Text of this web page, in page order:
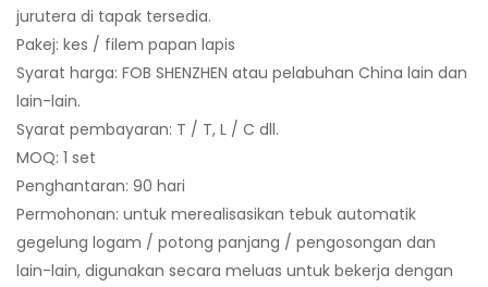
jurutera di tapak tersedia.
Pakej: kes / filem papan lapis
Syarat harga: FOB SHENZHEN atau pelabuhan China lain dan
lain-lain.
Syarat pembayaran: T / T, L / C dll.
MOQ: 1 set
Penghantaran: 90 hari
Permohonan: untuk merealisasikan tebuk automatik
gegelung logam / potong panjang / pengosongan dan
lain-lain, digunakan secara meluas untuk bekerja dengan